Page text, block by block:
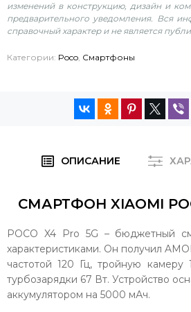
изменений в конструкцию, дизайн и
предварительного уведомления. Вся
справочный характер и не является
Категории: Poco, Смартфоны
ОПИСАНИЕ
СМАРТФОН XIAOMI
POCO X4 Pro 5G – бюджетный
характеристиками. Он получил
частотой 120 Гц, тройную
турбозарядки 67 Вт. Устройство
аккумулятором на 5000 мАч.